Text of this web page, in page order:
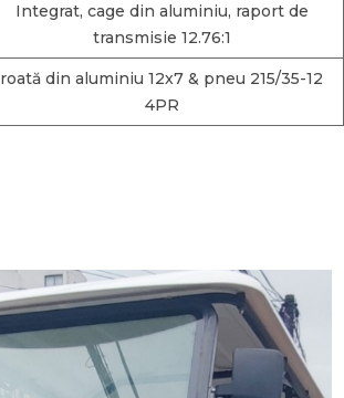
Integrat, cage din aluminiu, raport de
transmisie 12.76:1
roată din aluminiu 12x7 & pneu 215/35-12
4PR